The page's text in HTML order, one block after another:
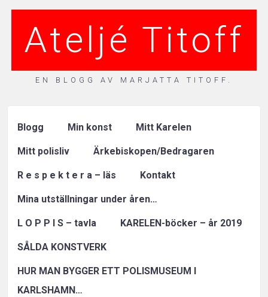
Ateljé Titoff
EN BLOGG AV MARJATTA TITOFF.
Blogg Min konst Mitt Karelen
Mitt polisliv Ärkebiskopen/Bedragaren
R e s p e k t e r a – läs Kontakt
Mina utställningar under åren…
L O P P I S – tavla KARELEN-böcker – år 2019
SÅLDA KONSTVERK
HUR MAN BYGGER ETT POLISMUSEUM I
KARLSHAMN…